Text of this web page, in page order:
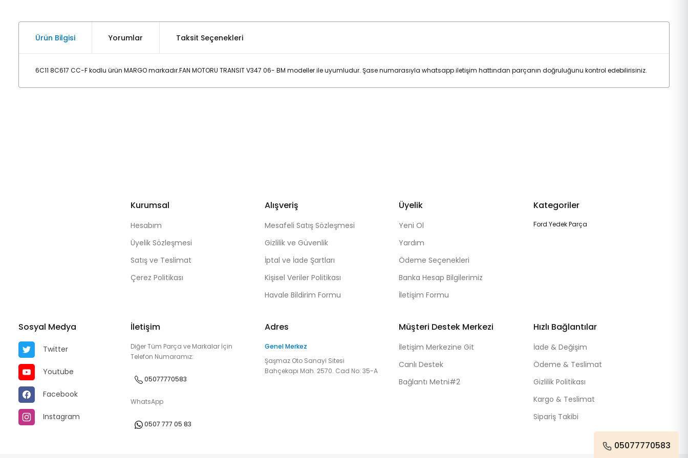
Ürün Bilgisi Yorumlar Taksit Seçenekleri
6C11 8C617 CC-F kodlu ürün MARGO markadır.FAN MOTORU TRANSIT V347 06- BM modeller ile uyumludur. Şase numarasıyla whatsapp iletişim hattından parçanın doğruluğunu kontrol edebilirisiniz.
Kurumsal
Hesabım
Üyelik Sözleşmesi
Satış ve Teslimat
Çerez Politikası
Alışveriş
Mesafeli Satış Sözleşmesi
Gizlilik ve Güvenlik
İptal ve İade Şartları
Kişisel Veriler Politikası
Havale Bildirim Formu
Üyelik
Yeni Ol
Yardım
Ödeme Seçenekleri
Banka Hesap Bilgilerimiz
İletişim Formu
Kategoriler
Ford Yedek Parça
Sosyal Medya
Twitter
Youtube
Facebook
Instagram
İletişim
Diğer Tüm Parça ve Markalar İçin
Telefon Numaramız:
05077770583
WhatsApp
0507 777 05 83
Adres
Genel Merkez
Şaşmaz Oto Sanayi Sitesi
Bahçekapı Mah. 2570. Cad No: 35-A
Müşteri Destek Merkezi
İletişim Merkezine Git
Canlı Destek
Bağlantı Metni#2
Hızlı Bağlantılar
İade & Değişim
Ödeme & Teslimat
Gizlilik Politikası
Kargo & Teslimat
Sipariş Takibi
05077770583